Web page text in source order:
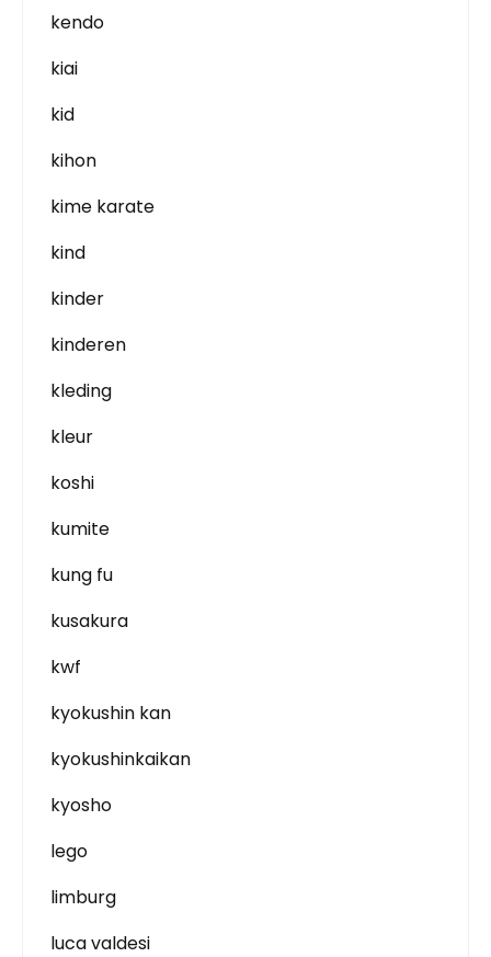
kendo
kiai
kid
kihon
kime karate
kind
kinder
kinderen
kleding
kleur
koshi
kumite
kung fu
kusakura
kwf
kyokushin kan
kyokushinkaikan
kyosho
lego
limburg
luca valdesi